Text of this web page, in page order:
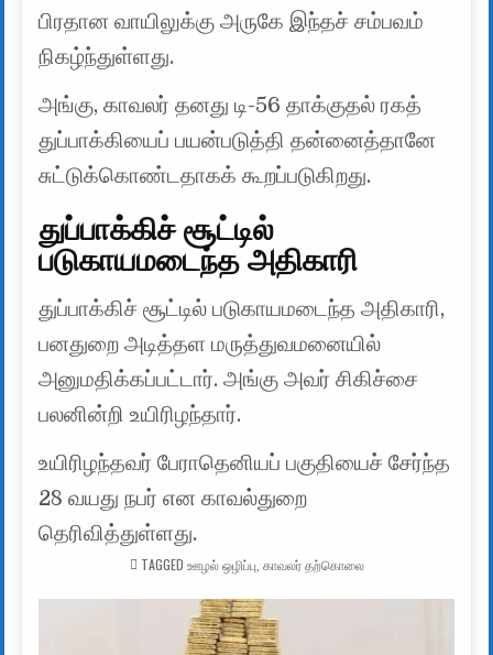
பிரதான வாயிலுக்கு அருகே இந்தச் சம்பவம்
நிகழ்ந்துள்ளது.
அங்கு, காவலர் தனது டி-56 தாக்குதல் ரகத்
துப்பாக்கியைப் பயன்படுத்தி தன்னைத்தானே
சுட்டுக்கொண்டதாகக் கூறப்படுகிறது.
துப்பாக்கிச் சூட்டில்
படுகாயமடைந்த அதிகாரி
துப்பாக்கிச் சூட்டில் படுகாயமடைந்த அதிகாரி,
பனதுறை அடித்தள மருத்துவமனையில்
அனுமதிக்கப்பட்டார். அங்கு அவர் சிகிச்சை
பலனின்றி உயிரிழந்தார்.
உயிரிழந்தவர் பேராதெனியப் பகுதியைச் சேர்ந்த
28 வயது நபர் என காவல்துறை
தெரிவித்துள்ளது.
TAGGED ஊழல் ஒழிப்பு, காவலர் தற்கொலை